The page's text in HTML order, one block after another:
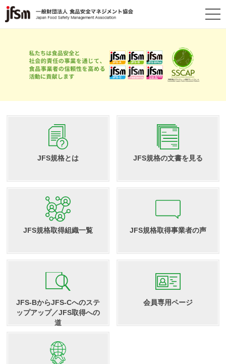
JFS規格とは JFS規格の文書を見る
JFS規格取得組織一覧 JFS規格取得事業者の声
JFS-BからJFS-Cへのステ
ップアップ／JFS取得への
道
会員専用ページ